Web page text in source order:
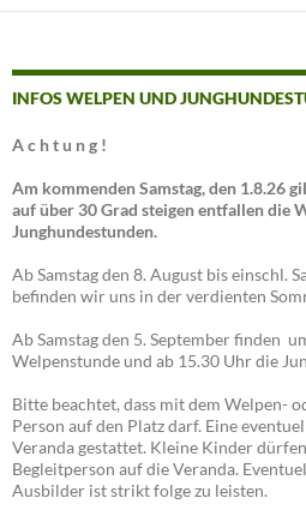
INFOS WELPEN UND
A c h t u n g !
Am kommenden Samstag, den 1.8.26
auf über 30 Grad steigen entfallen die
Junghundestunden.
Ab Samstag den 8. August bis einschl.
befinden wir uns in der verdienten
Ab Samstag den 5. September finden
Welpenstunde und ab 15.30 Uhr die
Bitte beachtet, dass mit dem Welpen-
Person auf den Platz darf. Eine
Veranda gestattet. Kleine Kinder
Begleitperson auf die Veranda.
Ausbilder ist strikt folge zu leisten.